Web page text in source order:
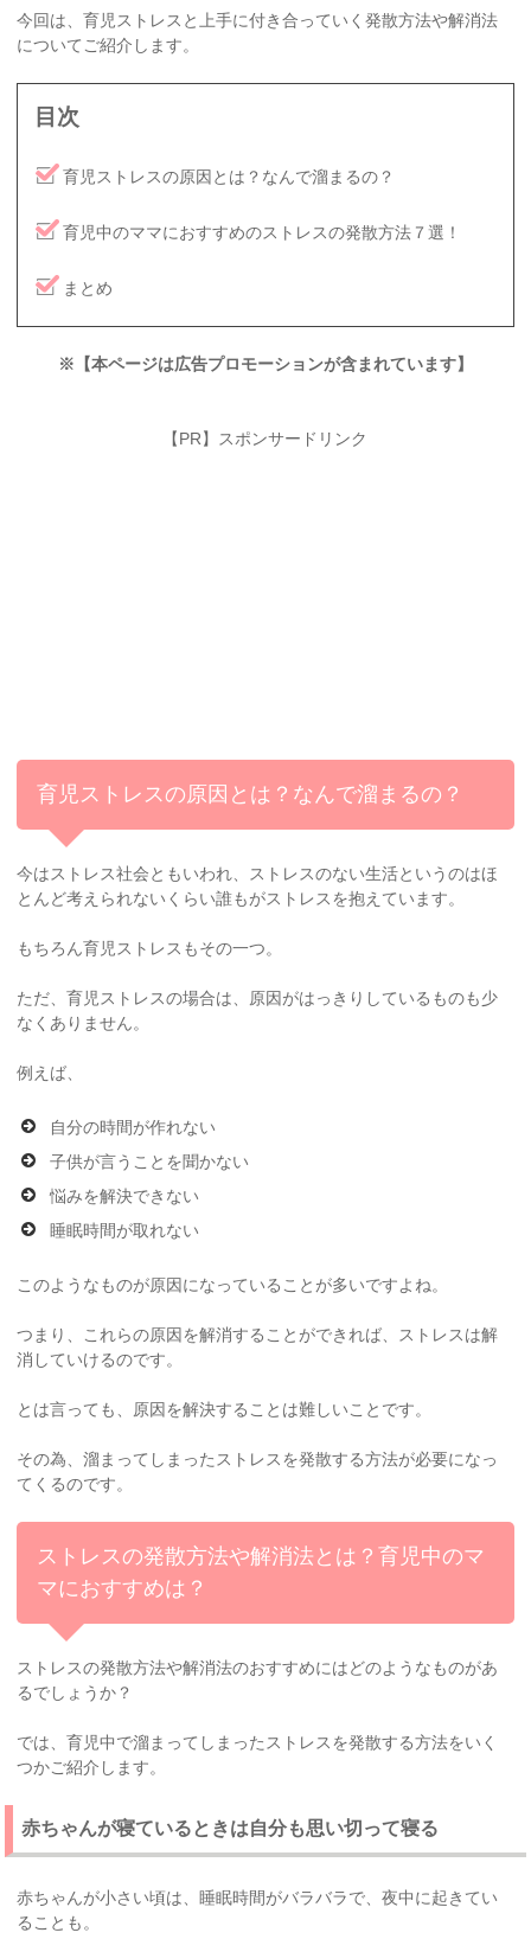
今回は、育児ストレスと上手に付き合っていく発散方法や解消法
についてご紹介します。
目次
育児ストレスの原因とは？なんで溜まるの？
育児中のママにおすすめのストレスの発散方法７選！
まとめ
※【本ページは広告プロモーションが含まれています】
【PR】スポンサードリンク
育児ストレスの原因とは？なんで溜まるの？
今はストレス社会ともいわれ、ストレスのない生活というのはほ
とんど考えられないくらい誰もがストレスを抱えています。
もちろん育児ストレスもその一つ。
ただ、育児ストレスの場合は、原因がはっきりしているものも少
なくありません。
例えば、
自分の時間が作れない
子供が言うことを聞かない
悩みを解決できない
睡眠時間が取れない
このようなものが原因になっていることが多いですよね。
つまり、これらの原因を解消することができれば、ストレスは解
消していけるのです。
とは言っても、原因を解決することは難しいことです。
その為、溜まってしまったストレスを発散する方法が必要になっ
てくるのです。
ストレスの発散方法や解消法とは？育児中のマ
マにおすすめは？
ストレスの発散方法や解消法のおすすめにはどのようなものがあ
るでしょうか？
では、育児中で溜まってしまったストレスを発散する方法をいく
つかご紹介します。
赤ちゃんが寝ているときは自分も思い切って寝る
赤ちゃんが小さい頃は、睡眠時間がバラバラで、夜中に起きてい
ることも。